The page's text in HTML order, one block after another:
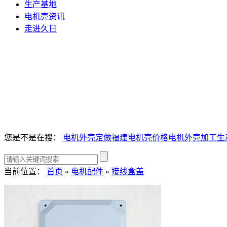
生产基地
电机壳资讯
走进久日
您是不是在搜： 电机外壳定做福建电机壳价格电机外壳加工
当前位置： 首页 » 电机配件 » 接线盒盖